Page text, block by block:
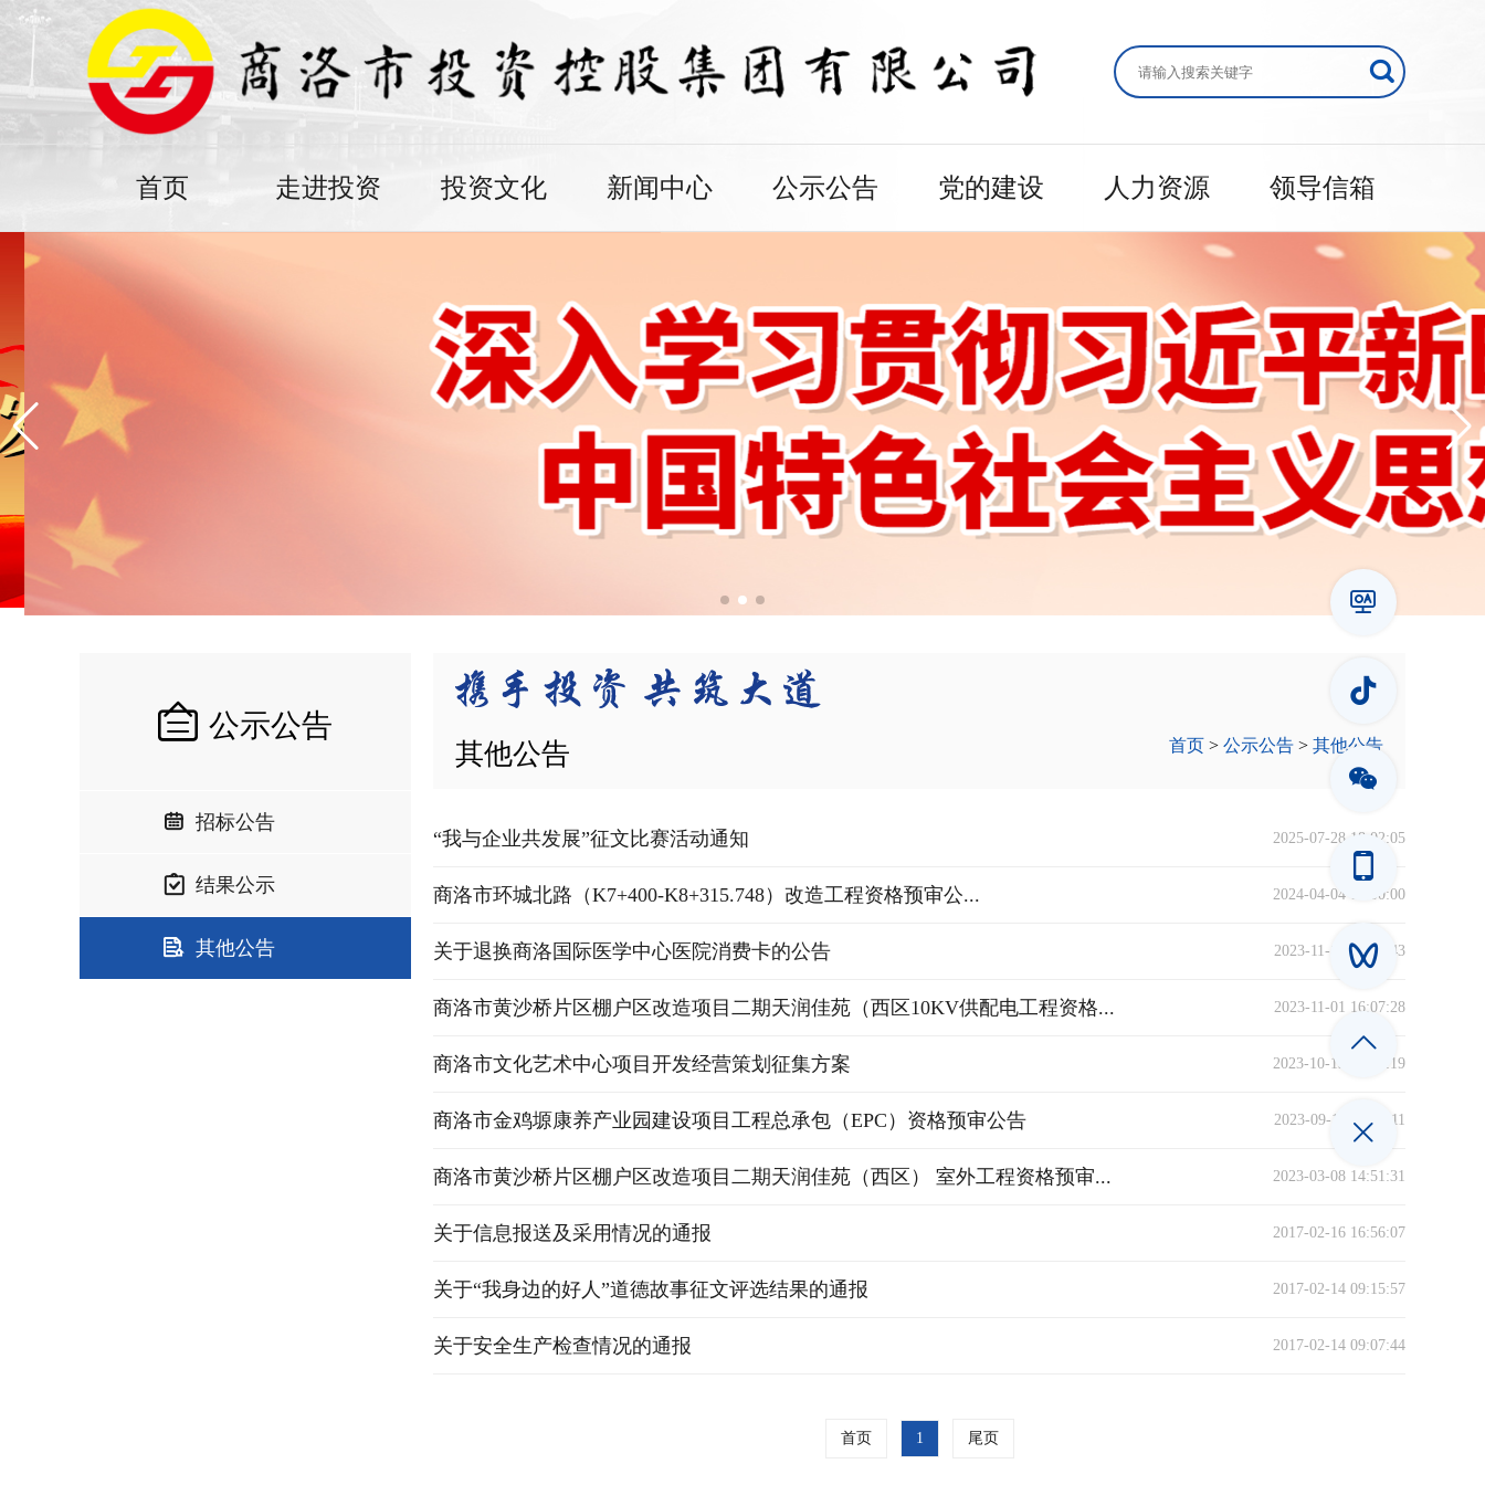
首页 走进投资 投资文化 新闻中心 公示公告 党的建设 人力资源 领导信箱
公示公告
招标公告
结果公示
其他公告
其他公告 首页 > 公示公告 > 其他公告
“我与企业共发展”征文比赛活动通知 2025-07-28 18:02:05
商洛市环城北路（K7+400-K8+315.748）改造工程资格预审公... 2024-04-04 08:00:00
关于退换商洛国际医学中心医院消费卡的公告 2023-11-10 09:53:43
商洛市黄沙桥片区棚户区改造项目二期天润佳苑（西区10KV供配电工程资格... 2023-11-01 16:07:28
商洛市文化艺术中心项目开发经营策划征集方案 2023-10-13 19:45:19
商洛市金鸡塬康养产业园建设项目工程总承包（EPC）资格预审公告 2023-09-19 08:55:11
商洛市黄沙桥片区棚户区改造项目二期天润佳苑（西区） 室外工程资格预审... 2023-03-08 14:51:31
关于信息报送及采用情况的通报 2017-02-16 16:56:07
关于“我身边的好人”道德故事征文评选结果的通报 2017-02-14 09:15:57
关于安全生产检查情况的通报 2017-02-14 09:07:44
首页 1 尾页